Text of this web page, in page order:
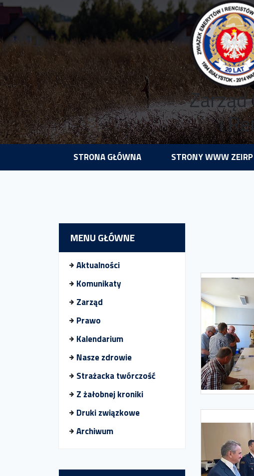
i
STRONA GŁÓWNA STRONY WWW
MENU GŁÓWNE
Aktualności
Komunikaty
Zarząd
Prawo
Kalendarium
Nasze zdrowie
Strażacka twórczość
Z żałobnej kroniki
Druki związkowe
Archiwum